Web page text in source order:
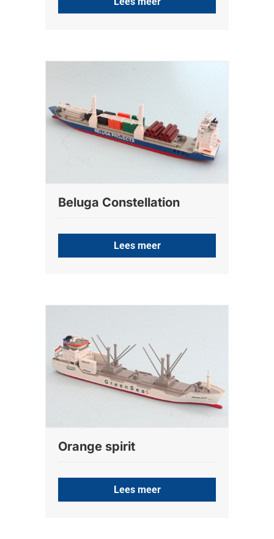
Beluga Constellation
Lees meer
Orange spirit
Lees meer